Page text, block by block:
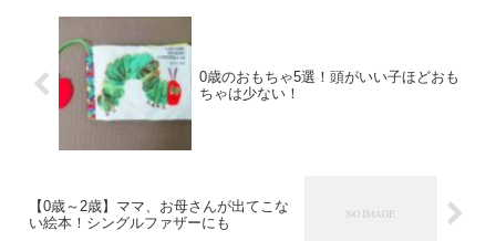
0歳のおもちゃ5選！頭がいい子ほどおも
ちゃは少ない！
【0歳～2歳】ママ、お母さんが出てこな
い絵本！シングルファザーにも